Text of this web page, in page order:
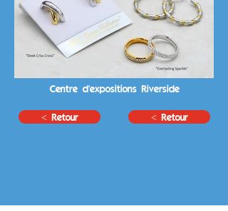
Centre d'expositions Riverside
< Retour < Retour